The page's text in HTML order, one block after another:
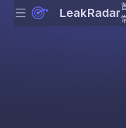
Menu LeakRadar